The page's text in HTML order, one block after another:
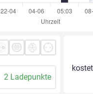
2 Ladepunkte